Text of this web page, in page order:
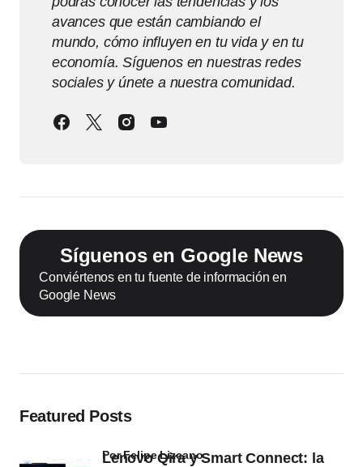
avances que están cambiando el
mundo, cómo influyen en tu vida y en tu
economía. Síguenos en nuestras redes
sociales y únete a nuestra comunidad.
Síguenos en Google News
Conviértenos en tu fuente de información en
Google News
Featured Posts
Lenovo Qira y Smart Connect: la
por Felipe Lizcano